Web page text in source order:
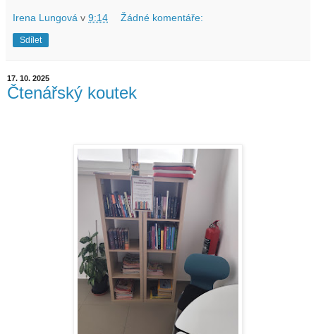
Irena Lungová v 9:14 Žádné komentáře:
Sdílet
17. 10. 2025
Čtenářský koutek